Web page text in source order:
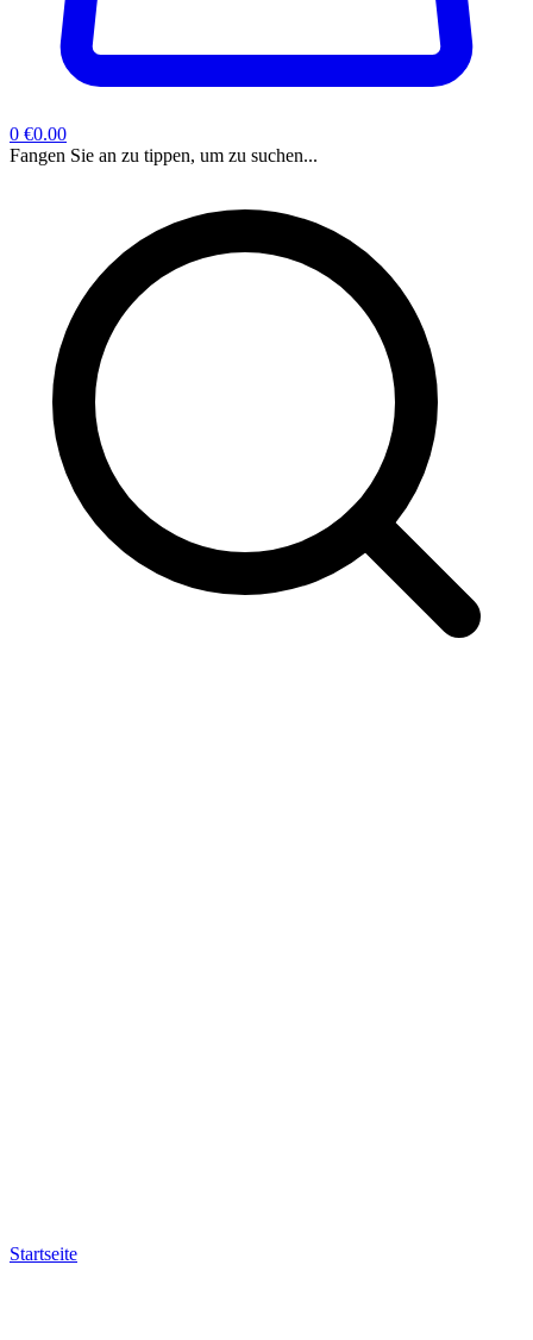
0 €0.00
Fangen Sie an zu tippen, um zu suchen...
Startseite